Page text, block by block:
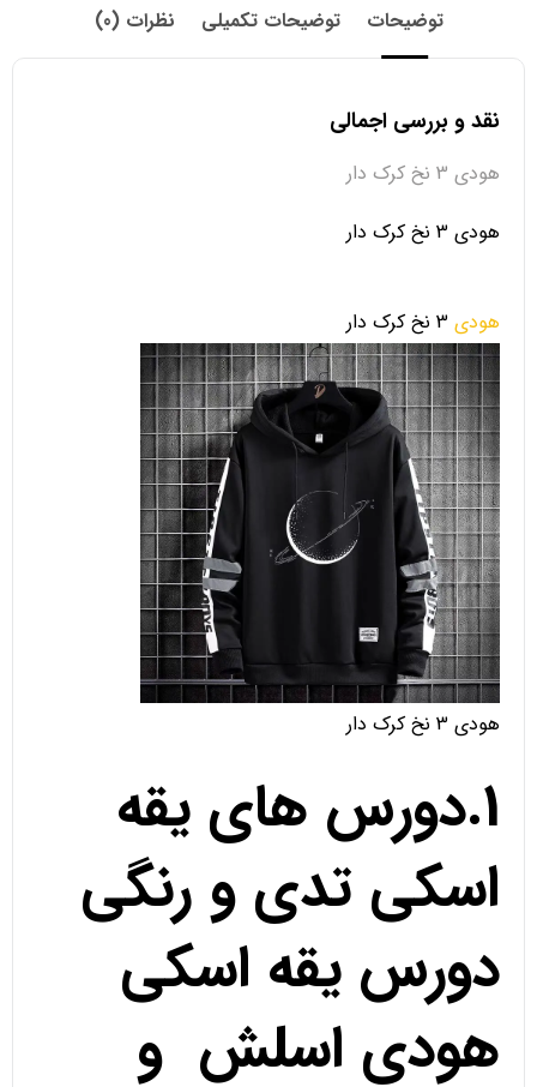
توضیحات توضیحات تکمیلی نظرات (0)
نقد و بررسی اجمالی
هودی 3 نخ کرک دار
هودی 3 نخ کرک دار
هودی
هودی 3 نخ کرک دار
1.دورس های یقه
اسکی تدی و رنگی
دورس یقه اسکی
هودی اسلش و